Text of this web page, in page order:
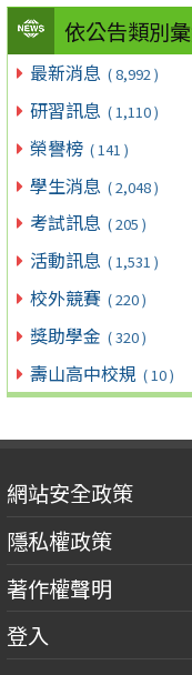
依公告類別
最新消息 ( 8,992 )
研習訊息 ( 1,110 )
榮譽榜 ( 141 )
學生消息 ( 2,048 )
考試訊息 ( 205 )
活動訊息 ( 1,531 )
校外競賽 ( 220 )
獎助學金 ( 320 )
壽山高中校規 ( 10 )
網站安全政策
隱私權政策
著作權聲明
登入